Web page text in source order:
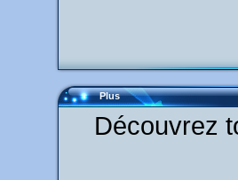
Plus
Découvrez